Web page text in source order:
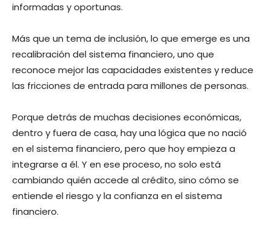
informadas y oportunas.
Más que un tema de inclusión, lo que emerge es una
recalibración del sistema financiero, uno que
reconoce mejor las capacidades existentes y reduce
las fricciones de entrada para millones de personas.
Porque detrás de muchas decisiones económicas,
dentro y fuera de casa, hay una lógica que no nació
en el sistema financiero, pero que hoy empieza a
integrarse a él. Y en ese proceso, no solo está
cambiando quién accede al crédito, sino cómo se
entiende el riesgo y la confianza en el sistema
financiero.